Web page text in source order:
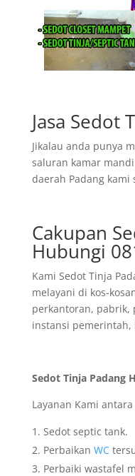
Jasa Sedot
Jikalau anda punya
saluran kamar
daerah Padang kami
Cakupan
Hubungi
Kami Sedot Tinja
melayani di kos-
perkantoran, pabrik,
instansi pemerintah,
Sedot Tinja Padang
Layanan Kami
Sedot septic tank.
Perbaikan WC
Perbaiki wastafel